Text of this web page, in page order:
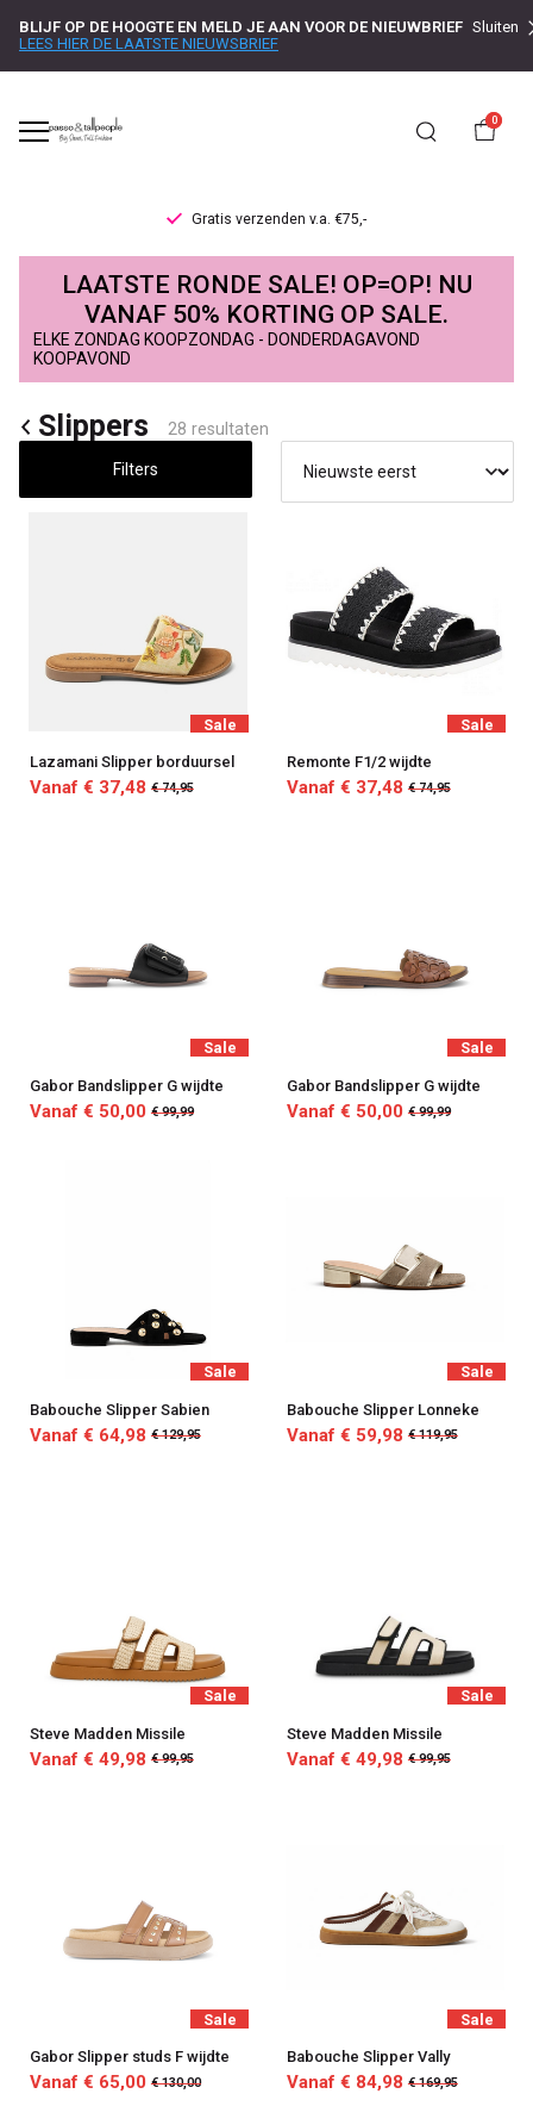
BLIJF OP DE HOOGTE EN MELD JE AAN VOOR DE NIEUWBRIEF
LEES HIER DE LAATSTE NIEUWSBRIEF
Sluiten
0
Levertijd 1-2 werkdagen
Slippers
Passo
LAATSTE RONDE SALE! OP=OP! NU
VANAF 50% KORTING OP SALE.
ELKE ZONDAG KOOPZONDAG - DONDERDAGAVOND
KOOPAVOND
Slippers 28 resultaten
Filters
Sale
Lazamani Slipper borduursel
Vanaf € 37,48 € 74,95
Sale
Remonte F1/2 wijdte
Vanaf € 37,48 € 74,95
Sale
Gabor Bandslipper G wijdte
Vanaf € 50,00 € 99,99
Sale
Gabor Bandslipper G wijdte
Vanaf € 50,00 € 99,99
Sale
Babouche Slipper Sabien
Vanaf € 64,98 € 129,95
Sale
Babouche Slipper Lonneke
Vanaf € 59,98 € 119,95
Sale
Steve Madden Missile
Vanaf € 49,98 € 99,95
Sale
Steve Madden Missile
Vanaf € 49,98 € 99,95
Sale
Gabor Slipper studs F wijdte
Vanaf € 65,00 € 130,00
Sale
Babouche Slipper Vally
Vanaf € 84,98 € 169,95